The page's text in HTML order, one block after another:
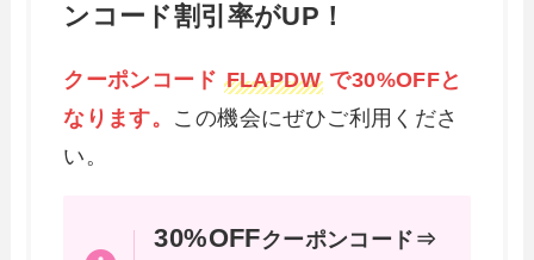
ンコード割引率がUP！
クーポンコード FLAPDWで30%OFFと
なります。 この機会にぜひご利用くださ
い。
30%OFFクーポンコード⇒